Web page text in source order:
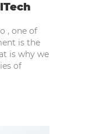
, one of
is the
is why we
of